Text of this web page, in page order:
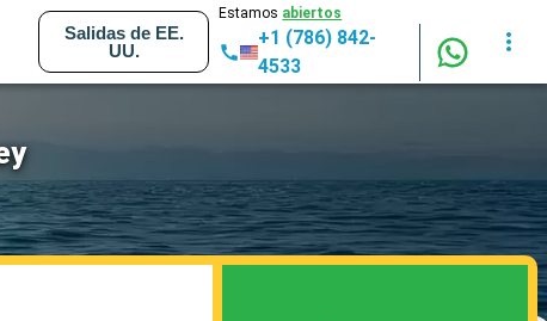
Salidas de EE.
UU.
Estamos abiertos
+1 (786) 842-
4533